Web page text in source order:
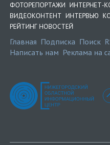
ФОТОРЕПОРТАЖИ ИНТЕРНЕТ-
ВИДЕОКОНТЕНТ ИНТЕРВЬЮ
РЕЙТИНГ НОВОСТЕЙ
Главная Подписка Поиск
Написать нам Реклама на